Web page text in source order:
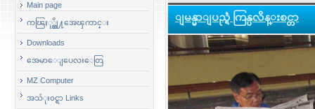
Main page
ကၽြႏု္ပ္တို႔အေၾကာင္း
Downloads
အေမာေျပေလးေတြ
MZ Computer
အသံုး၀င္ရာ Links
ျမန္မာျပည္ရဲံ ကြန္ပလိန္းစင္တာ